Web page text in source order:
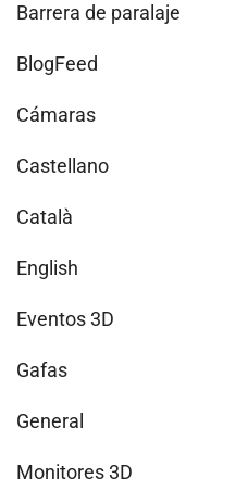
Barrera de paralaje
BlogFeed
Cámaras
Castellano
Català
English
Eventos 3D
Gafas
General
Monitores 3D